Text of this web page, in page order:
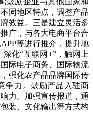
同地区特点，调整产品
效益。三是建立灵活多
广，与各大电商平台合
等进行推介，提升地
化“互联网+”，触网上
际电子商务、国际物流
强化农产品品牌国际传
争力。鼓励产品入驻商
力。加强宣传报道，通
装、文化输出等方式构